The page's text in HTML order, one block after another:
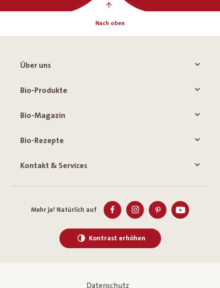
Nach oben
Über uns
Bio-Produkte
Bio-Magazin
Bio-Rezepte
Kontakt & Services
Mehr ja! Natürlich auf
Kontrast erhöhen
Datenschutz